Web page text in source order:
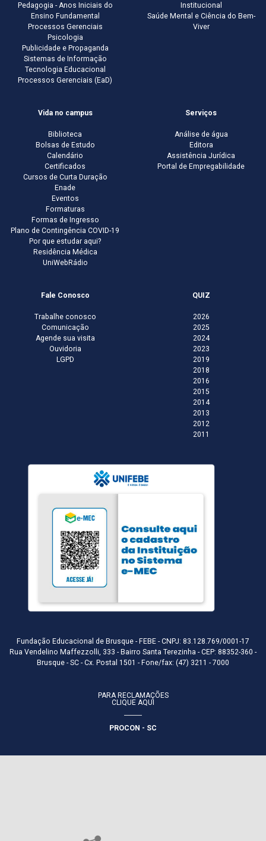
Pedagogia - Anos Iniciais do
Ensino Fundamental
Processos Gerenciais
Psicologia
Publicidade e Propaganda
Sistemas de Informação
Tecnologia Educacional
Processos Gerenciais (EaD)
Institucional
Saúde Mental e Ciência do Bem-
Viver
Vida no campus
Biblioteca
Bolsas de Estudo
Calendário
Certificados
Cursos de Curta Duração
Enade
Eventos
Formaturas
Formas de Ingresso
Plano de Contingência COVID-19
Por que estudar aqui?
Residência Médica
UniWebRádio
Serviços
Análise de água
Editora
Assistência Jurídica
Portal de Empregabilidade
Fale Conosco
Trabalhe conosco
Comunicação
Agende sua visita
Ouvidoria
LGPD
QUIZ
2026
2025
2024
2023
2019
2018
2016
2015
2014
2013
2012
2011
Fundação Educacional de Brusque - FEBE - CNPJ: 83.128.769/0001-17
Rua Vendelino Maffezzolli, 333 - Bairro Santa Terezinha - CEP: 88352-360 -
Brusque - SC - Cx. Postal 1501 - Fone/fax: (47) 3211 - 7000
PARA RECLAMAÇÕES
CLIQUE AQUI
PROCON - SC